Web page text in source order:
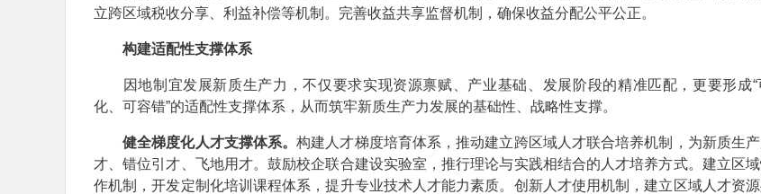
立跨区域税收分享、利益补偿等机制。完善收益共享监督机制，确保收益分配公平公正。
构建适配性支撑体系
因地制宜发展新质生产力，不仅要求实现资源禀赋、产业基础、发展阶段的精准匹配，更要形成“
化、可容错”的适配性支撑体系，从而筑牢新质生产力发展的基础性、战略性支撑。
健全梯度化人才支撑体系。构建人才梯度培育体系，推动建立跨区域人才联合培养机制，为新质生
才、错位引才、飞地用才。鼓励校企联合建设实验室，推行理论与实践相结合的人才培养方式。建立区
作机制，开发定制化培训课程体系，提升专业技术人才能力素质。创新人才使用机制，建立区域人才资